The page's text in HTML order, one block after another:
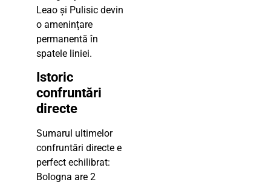
Leao și Pulisic devin
o amenințare
permanentă în
spatele liniei.
Istoric
confruntări
directe
Sumarul ultimelor
confruntări directe e
perfect echilibrat:
Bologna are 2